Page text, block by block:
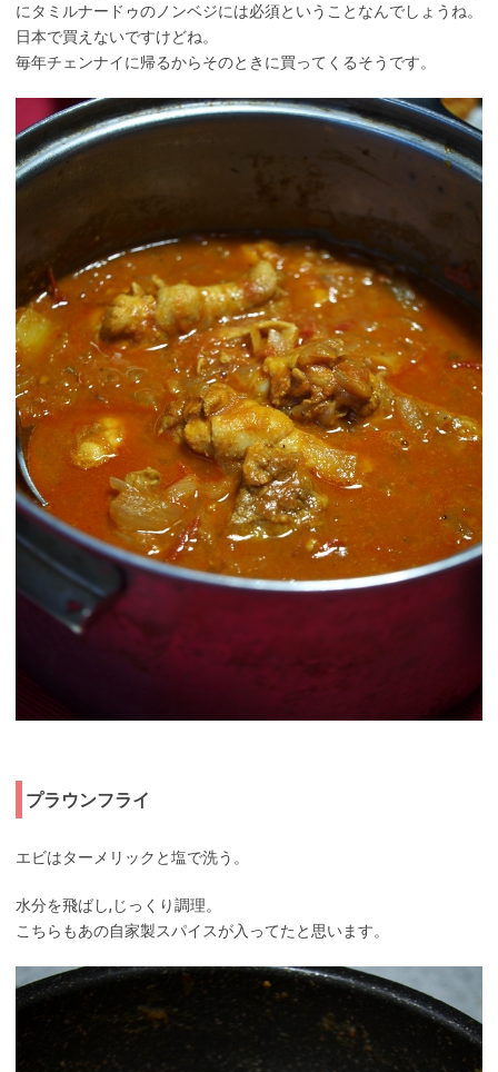
にタミルナードゥのノンベジには必須ということなんでしょうね。
日本で買えないですけどね。
毎年チェンナイに帰るからそのときに買ってくるそうです。
プラウンフライ
エビはターメリックと塩で洗う。
水分を飛ばし,じっくり調理。
こちらもあの自家製スパイスが入ってたと思います。